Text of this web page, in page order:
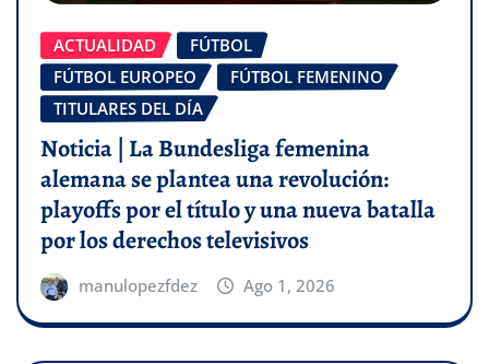
ACTUALIDAD
FÚTBOL
FÚTBOL EUROPEO
FÚTBOL FEMENINO
TITULARES DEL DÍA
Noticia | La Bundesliga femenina
alemana se plantea una revolución:
playoffs por el título y una nueva batalla
por los derechos televisivos
manulopezfdez Ago 1, 2026